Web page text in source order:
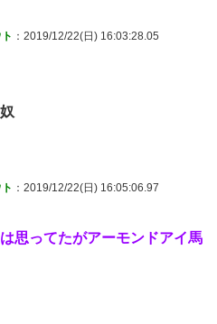
：2019/12/22(日) 16:03:28.05
：2019/12/22(日) 16:05:06.97
思ってたがアーモンドアイ馬